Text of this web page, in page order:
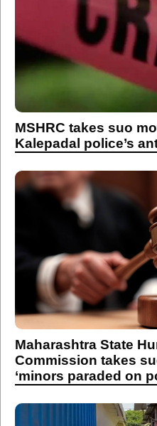
MSHRC takes suo
Kalepadal police’s
Maharashtra State
Commission takes
‘minors paraded on